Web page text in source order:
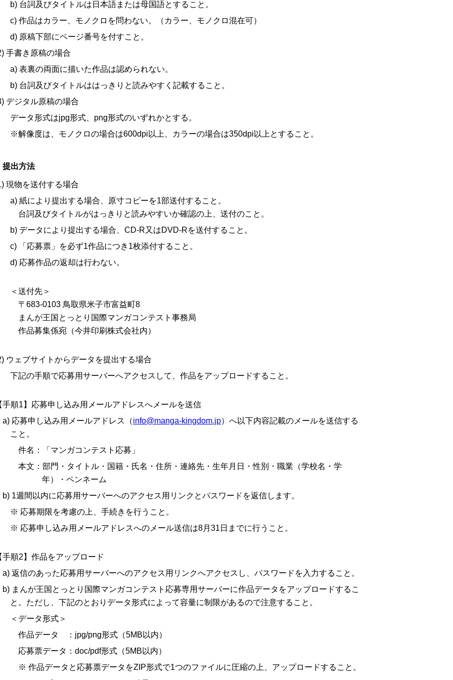
b) 台詞及びタイトルは日本語または母国語とすること。
c) 作品はカラー、モノクロを問わない。（カラー、モノクロ混在可）
d) 原稿下部にページ番号を付すこと。
手書き原稿の場合
a) 表裏の両面に描いた作品は認められない。
b) 台詞及びタイトルははっきりと読みやすく記載すること。
デジタル原稿の場合
データ形式はjpg形式、png形式のいずれかとする。
※解像度は、モノクロの場合は600dpi以上、カラーの場合は350dpi以上とすること。
出方法
現物を送付する場合
a) 紙により提出する場合、原寸コピーを1部送付すること。
台詞及びタイトルがはっきりと読みやすいか確認の上、送付のこと。
b) データにより提出する場合、CD-R又はDVD-Rを送付すること。
c) 「応募票」を必ず1作品につき1枚添付すること。
d) 応募作品の返却は行わない。
＜送付先＞
〒683-0103 鳥取県米子市富益町8
まんが王国とっとり国際マンガコンテスト事務局
作品募集係宛（今井印刷株式会社内）
ウェブサイトからデータを提出する場合
下記の手順で応募用サーバーへアクセスして、作品をアップロードすること。
手順1】応募申し込み用メールアドレスへメールを送信
a) 応募申し込み用メールアドレス（info@manga-kingdom.jp）へ以下内容記載のメールを送信する
こと。
件名：「マンガコンテスト応募」
本文：部門・タイトル・国籍・氏名・住所・連絡先・生年月日・性別・職業（学校名・学
年）・ペンネーム
b) 1週間以内に応募用サーバーへのアクセス用リンクとパスワードを返信します。
※ 応募期限を考慮の上、手続きを行うこと。
※ 応募申し込み用メールアドレスへのメール送信は8月31日までに行うこと。
手順2】作品をアップロード
a) 返信のあった応募用サーバーへのアクセス用リンクへアクセスし、パスワードを入力すること。
b) まんが王国とっとり国際マンガコンテスト応募専用サーバーに作品データをアップロードするこ
と。ただし、下記のとおりデータ形式によって容量に制限があるので注意すること。
＜データ形式＞
作品データ ：jpg/png形式（5MB以内）
応募票データ：doc/pdf形式（5MB以内）
※ 作品データと応募票データをZIP形式で1つのファイルに圧縮の上、アップロードすること。